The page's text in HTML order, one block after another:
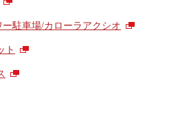
駐車場/カローラアクシオ
ト